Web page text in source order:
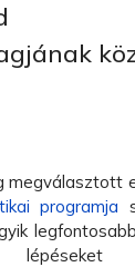
programja
lépéseket